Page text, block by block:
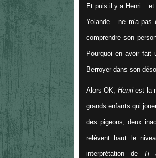
Et puis il y a Henri...
Yolande... ne m'a pas
comprendre son
Pourquoi en avoir
Berroyer dans son
Alors OK, Henriest la
grands enfants qui
des pigeons, deux
relèvent haut le
interprétation de Ti